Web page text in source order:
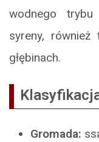
wodnego
syreny,
głębinach.
Gromada: